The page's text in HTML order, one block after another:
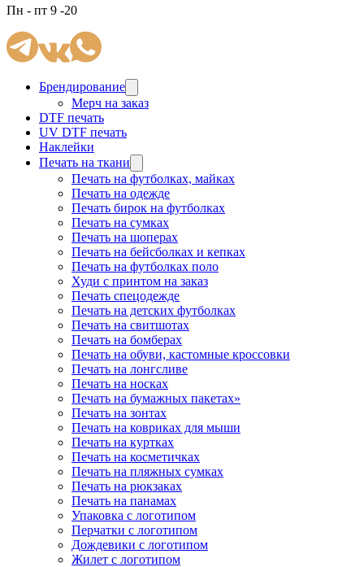
Пн - пт 9 -20
Брендирование
Мерч на заказ
DTF печать
UV DTF печать
Наклейки
Печать на ткани
Печать на футболках, майках
Печать на одежде
Печать бирок на футболках
Печать на сумках
Печать на шоперах
Печать на бейсболках и кепках
Печать на футболках поло
Худи с принтом на заказ
Печать спецодежде
Печать на детских футболках
Печать на свитшотах
Печать на бомберах
Печать на обуви, кастомные кроссовки
Печать на лонгсливе
Печать на носках
Печать на бумажных пакетах»
Печать на зонтах
Печать на ковриках для мыши
Печать на куртках
Печать на косметичках
Печать на пляжных сумках
Печать на рюкзаках
Печать на панамах
Упаковка с логотипом
Перчатки с логотипом
Дождевики с логотипом
Жилет с логотипом